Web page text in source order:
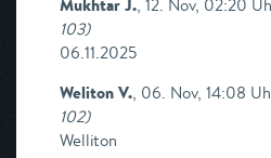
Mukhtar J., 12. Nov, 02:20
103)
06.11.2025
Weliton V., 06. Nov, 14:08
102)
Welliton